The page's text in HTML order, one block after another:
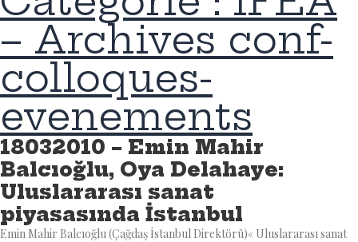
– Archives conf-
colloques-
evenements
18032010 – Emin Mahir
Balcıoğlu, Oya Delahaye:
Uluslararası sanat
piyasasında İstanbul
Emin Mahir Balcıoğlu (Çağdaş İstanbul Direktörü)« Uluslararası sanat